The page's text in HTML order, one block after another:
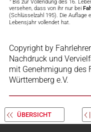
Bis zur Vollendung des 16.
versehen, dass von ihr nur bei
(Schlüsselzahl 195). Die Auflage
Lebensjahr vollendet hat.
Copyright by
Nachdruck und
mit Genehmigung des
Württemberg e.V.
ÜBERSICHT